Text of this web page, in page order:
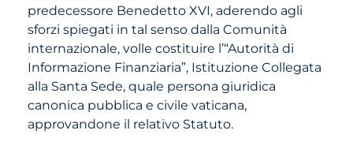
predecessore Benedetto XVI, aderendo agli
sforzi spiegati in tal senso dalla Comunità
internazionale, volle costituire l’“Autorità di
Informazione Finanziaria”, Istituzione Collegata
alla Santa Sede, quale persona giuridica
canonica pubblica e civile vaticana,
approvandone il relativo Statuto.